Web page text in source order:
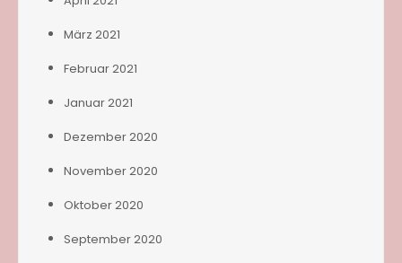
März 2021
Februar 2021
Januar 2021
Dezember 2020
November 2020
Oktober 2020
September 2020